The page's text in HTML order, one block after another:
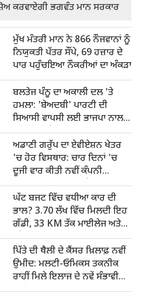
ਕਰਵਾਏਗੀ ਭਗਵੰਤ ਮਾਨ ਸਰਕਾਰ
ਮੁੱਖ ਮੰਤਰੀ ਮਾਨ ਨੇ 866 ਨੌਜਵਾਨਾਂ ਨੂੰ
ਨਿਯੁਕਤੀ ਪੱਤਰ ਸੌਂਪੇ, 69 ਹਜ਼ਾਰ ਦੇ
ਪਾਰ ਪਹੁੰਚਇਆ ਨੌਕਰੀਆਂ ਦਾ ਅੰਕੜਾ
ਬਲਤੇਜ ਪੰਨੂ ਦਾ ਅਕਾਲੀ ਦਲ 'ਤੇ
ਹਮਲਾ: 'ਬੇਅਦਬੀ' ਪਾਰਟੀ ਦੀ
ਸਿਆਸੀ ਵਾਪਸੀ ਲਈ ਭਾਜਪਾ ਨਾਲ
ਸਮਝੌਤੇ ਦੀ ਕੋਸ਼ਿਸ਼
ਅਡਾਣੀ ਗਰੁੱਪ ਦਾ ਏਵੀਏਸ਼ਨ ਖੇਤਰ
'ਚ ਹੋਰ ਵਿਸਥਾਰ: ਚਾਰ ਦਿਨਾਂ 'ਚ
ਦੂਜੀ ਵਾਰ ਕੀਤੀ ਨਵੀਂ ਕੰਪਨੀ
ਸਥਾਪਿਤ, ਇਸ ਵਾਰ ਗਲੋਬਲ ਟ੍ਰੈਜ਼ਰੀ
ਸੈਂਟਰ 'ਤੇ ਫੋਕਸ
ਘੱਟ ਬਜਟ ਵਿੱਚ ਵਧੀਆ ਕਾਰ ਦੀ
ਭਾਲ? 3.70 ਲੱਖ ਵਿੱਚ ਮਿਲਦੀ ਇਹ
ਗੱਡੀ, 33 KM ਤੱਕ ਮਾਈਲੇਜ ਅਤੇ
ਭਰੋਸੇਮੰਦ ਪਰਫਾਰਮੈਂਸ
ਪਿੱਤੇ ਦੀ ਥੈਲੀ ਦੇ ਕੈਂਸਰ ਖ਼ਿਲਾਫ਼ ਨਵੀਂ
ਉਮੀਦ: ਮਲਟੀ-ਓਮਿਕਸ ਤਕਨੀਕ
ਰਾਹੀਂ ਮਿਲੇ ਇਲਾਜ ਦੇ ਨਵੇਂ ਸੰਭਾਵੀ
ਟੀਚੇ